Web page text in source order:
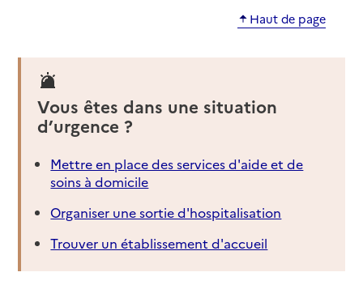
Haut de page
Vous êtes dans une situation
d’urgence ?
Mettre en place des services d'aide et de
soins à domicile
Organiser une sortie d'hospitalisation
Trouver un établissement d'accueil